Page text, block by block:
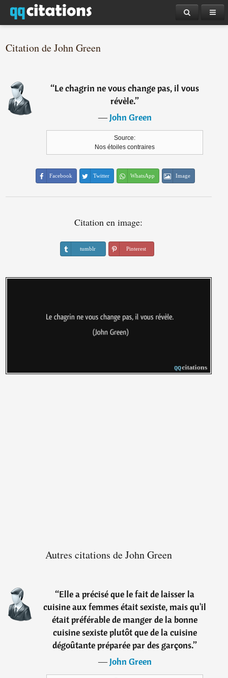
Citation de John Green
“Le chagrin ne vous change pas, il vous
révèle.”
―John Green
Source:
Nos étoiles contraires
Facebook Twitter WhatsApp Image
Citation en image:
tumblr Pinterest
Autres citations de John Green
“Elle a précisé que le fait de laisser la
cuisine aux femmes était sexiste, mais qu'il
était préférable de manger de la bonne
cuisine sexiste plutôt que de la cuisine
dégoûtante préparée par des garçons.”
―John Green